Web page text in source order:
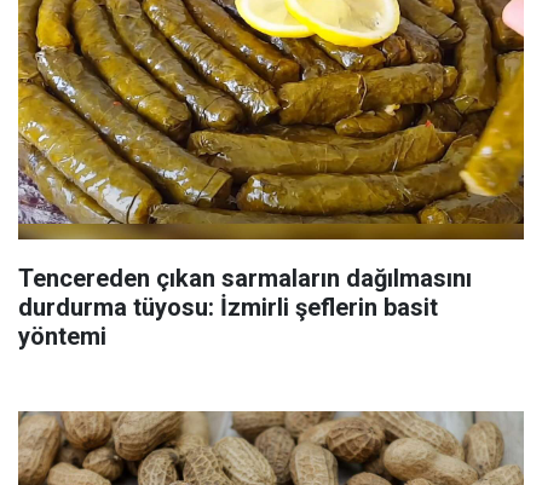
Tencereden çıkan sarmaların dağılmasını
durdurma tüyosu: İzmirli şeflerin basit
yöntemi